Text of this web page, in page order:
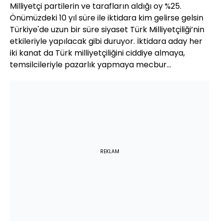
Milliyetçi partilerin ve tarafların aldığı oy %25.
Önümüzdeki 10 yıl süre ile iktidara kim gelirse gelsin
Türkiye'de uzun bir süre siyaset Türk Milliyetçiliği’nin
etkileriyle yapılacak gibi duruyor. İktidara aday her
iki kanat da Türk milliyetçiliğini ciddiye almaya,
temsilcileriyle pazarlık yapmaya mecbur…
REKLAM